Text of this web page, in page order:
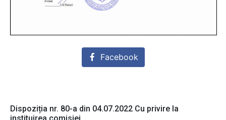
Facebook
Dispoziția nr. 80-a din 04.07.2022 Cu privire la